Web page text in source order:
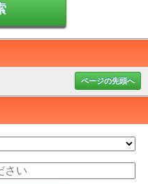
ページの先頭へ